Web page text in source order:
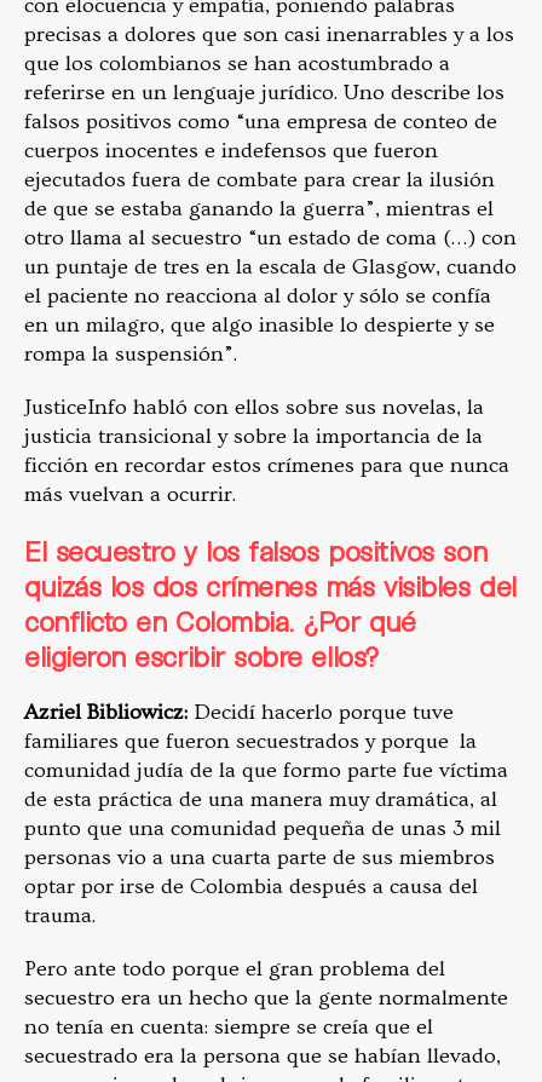
precisas a dolores que son casi inenarrables y a los
que los colombianos se han acostumbrado a
referirse en un lenguaje jurídico. Uno describe los
falsos positivos como “una empresa de conteo de
cuerpos inocentes e indefensos que fueron
ejecutados fuera de combate para crear la ilusión
de que se estaba ganando la guerra”, mientras el
otro llama al secuestro “un estado de coma (…) con
un puntaje de tres en la escala de Glasgow, cuando
el paciente no reacciona al dolor y sólo se confía
en un milagro, que algo inasible lo despierte y se
rompa la suspensión”.
JusticeInfo habló con ellos sobre sus novelas, la
justicia transicional y sobre la importancia de la
ficción en recordar estos crímenes para que nunca
más vuelvan a ocurrir.
El secuestro y los falsos positivos son
quizás los dos crímenes más visibles del
conflicto en Colombia. ¿Por qué
eligieron escribir sobre ellos?
Azriel Bibliowicz: Decidí hacerlo porque tuve
familiares que fueron secuestrados y porque la
comunidad judía de la que formo parte fue víctima
de esta práctica de una manera muy dramática, al
punto que una comunidad pequeña de unas 3 mil
personas vio a una cuarta parte de sus miembros
optar por irse de Colombia después a causa del
trauma.
Pero ante todo porque el gran problema del
secuestro era un hecho que la gente normalmente
no tenía en cuenta: siempre se creía que el
secuestrado era la persona que se habían llevado,